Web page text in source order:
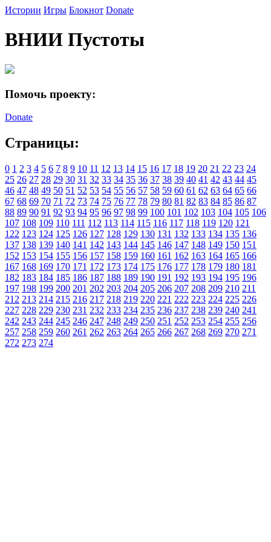
Истории Игры Блокнот Donate
ВНИИ Пустоты
Помочь проекту:
Donate
Страницы:
0 1 2 3 4 5 6 7 8 9 10 11 12 13 14 15 16 17 18 19 20 21 22 23 24
25 26 27 28 29 30 31 32 33 34 35 36 37 38 39 40 41 42 43 44 45
46 47 48 49 50 51 52 53 54 55 56 57 58 59 60 61 62 63 64 65 66
67 68 69 70 71 72 73 74 75 76 77 78 79 80 81 82 83 84 85 86 87
88 89 90 91 92 93 94 95 96 97 98 99 100 101 102 103 104 105 106
107 108 109 110 111 112 113 114 115 116 117 118 119 120 121
122 123 124 125 126 127 128 129 130 131 132 133 134 135 136
137 138 139 140 141 142 143 144 145 146 147 148 149 150 151
152 153 154 155 156 157 158 159 160 161 162 163 164 165 166
167 168 169 170 171 172 173 174 175 176 177 178 179 180 181
182 183 184 185 186 187 188 189 190 191 192 193 194 195 196
197 198 199 200 201 202 203 204 205 206 207 208 209 210 211
212 213 214 215 216 217 218 219 220 221 222 223 224 225 226
227 228 229 230 231 232 233 234 235 236 237 238 239 240 241
242 243 244 245 246 247 248 249 250 251 252 253 254 255 256
257 258 259 260 261 262 263 264 265 266 267 268 269 270 271
272 273 274